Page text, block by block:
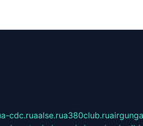
a-cdc.ruaalse.rua380club.ru